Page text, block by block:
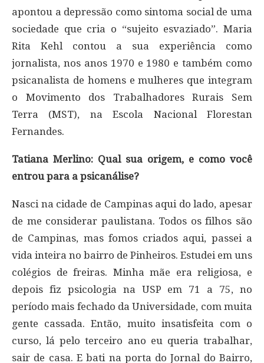
apontou a depressão como sintoma social de uma
sociedade que cria o “sujeito esvaziado”. Maria
Rita Kehl contou a sua experiência como
jornalista, nos anos 1970 e 1980 e também como
psicanalista de homens e mulheres que integram
o Movimento dos Trabalhadores Rurais Sem
Terra (MST), na Escola Nacional Florestan
Fernandes.
Tatiana Merlino: Qual sua origem, e como você
entrou para a psicanálise?
Nasci na cidade de Campinas aqui do lado, apesar
de me considerar paulistana. Todos os filhos são
de Campinas, mas fomos criados aqui, passei a
vida inteira no bairro de Pinheiros. Estudei em uns
colégios de freiras. Minha mãe era religiosa, e
depois fiz psicologia na USP em 71 a 75, no
período mais fechado da Universidade, com muita
gente cassada. Então, muito insatisfeita com o
curso, lá pelo terceiro ano eu queria trabalhar,
sair de casa. E bati na porta do Jornal do Bairro,